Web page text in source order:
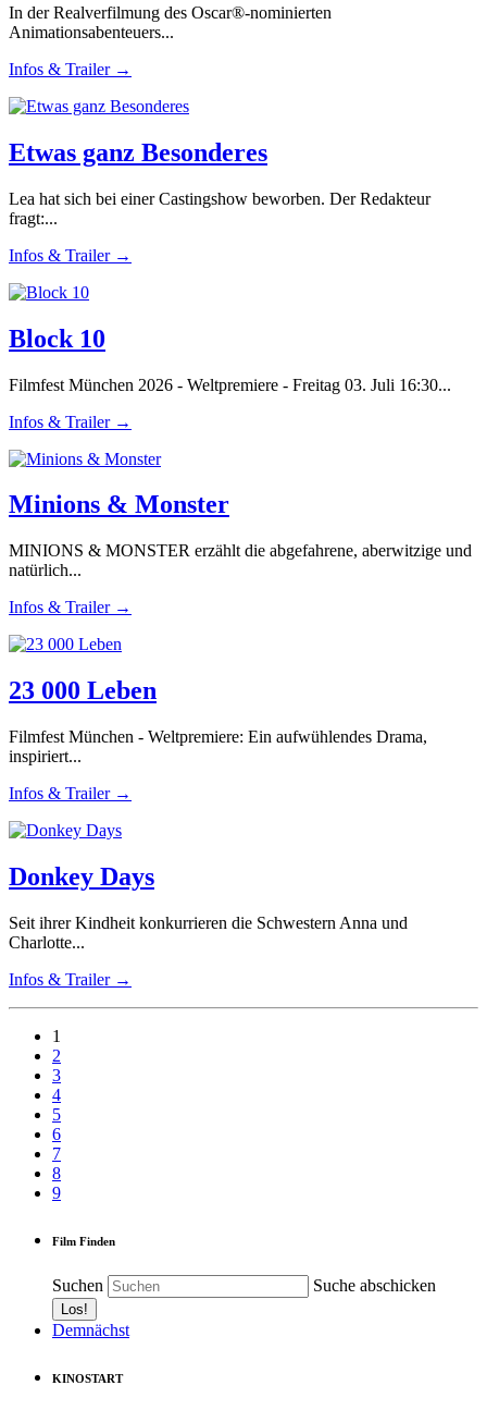
In der Realverfilmung des Oscar®-nominierten
Animationsabenteuers...
Infos & Trailer →
Etwas ganz Besonderes
Lea hat sich bei einer Castingshow beworben. Der Redakteur
fragt:...
Infos & Trailer →
Block 10
Filmfest München 2026 - Weltpremiere - Freitag 03. Juli 16:30...
Infos & Trailer →
Minions & Monster
MINIONS & MONSTER erzählt die abgefahrene, aberwitzige und
natürlich...
Infos & Trailer →
23 000 Leben
Filmfest München - Weltpremiere: Ein aufwühlendes Drama,
inspiriert...
Infos & Trailer →
Donkey Days
Seit ihrer Kindheit konkurrieren die Schwestern Anna und
Charlotte...
Infos & Trailer →
1
2
3
4
5
6
7
8
9
Film Finden
Suchen Suche abschicken
Demnächst
KINOSTART